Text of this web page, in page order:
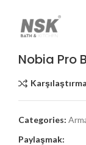
Nobia Pro
Categories:
Paylaşmak: